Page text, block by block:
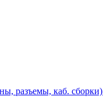
разъемы, каб. сборки)